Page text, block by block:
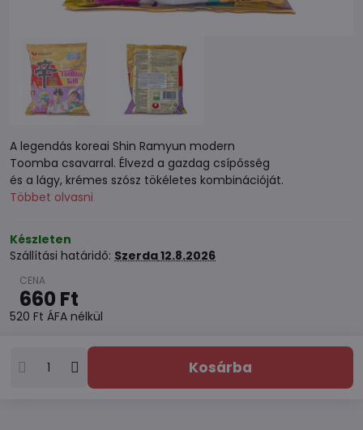
A legendás koreai Shin Ramyun modern
Toomba csavarral. Élvezd a gazdag csípősség
és a lágy, krémes szósz tökéletes kombinációját.
Többet olvasni
Készleten
Szállítási határidő: Szerda12.8.2026
660 Ft
520 Ft ÁFA nélkül
Kosárba